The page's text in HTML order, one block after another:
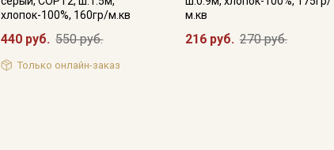
хлопок-100%, 160гр/м.кв
440 руб. 550 руб.
Только онлайн-заказ
м.кв
216 руб. 270 руб.